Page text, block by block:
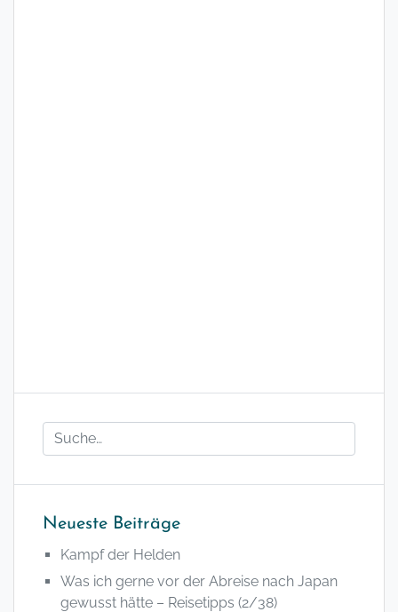
Neueste Beiträge
Kampf der Helden
Was ich gerne vor der Abreise nach Japan
gewusst hätte – Reisetipps (2/38)